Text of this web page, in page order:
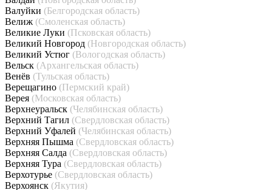
Валуйки (Белгородская область)
Велиж (Смоленская область)
Великие Луки (Псковская область)
Великий Новгород (Новгородская область)
Великий Устюг (Вологодская область)
Вельск (Архангельская область)
Венёв (Тульская область)
Верещагино (Пермский край)
Верея (Московская область)
Верхнеуральск (Челябинская область)
Верхний Тагил (Свердловская область)
Верхний Уфалей (Челябинская область)
Верхняя Пышма (Свердловская область)
Верхняя Салда (Свердловская область)
Верхняя Тура (Свердловская область)
Верхотурье (Свердловская область)
Верхоянск (Якутия)